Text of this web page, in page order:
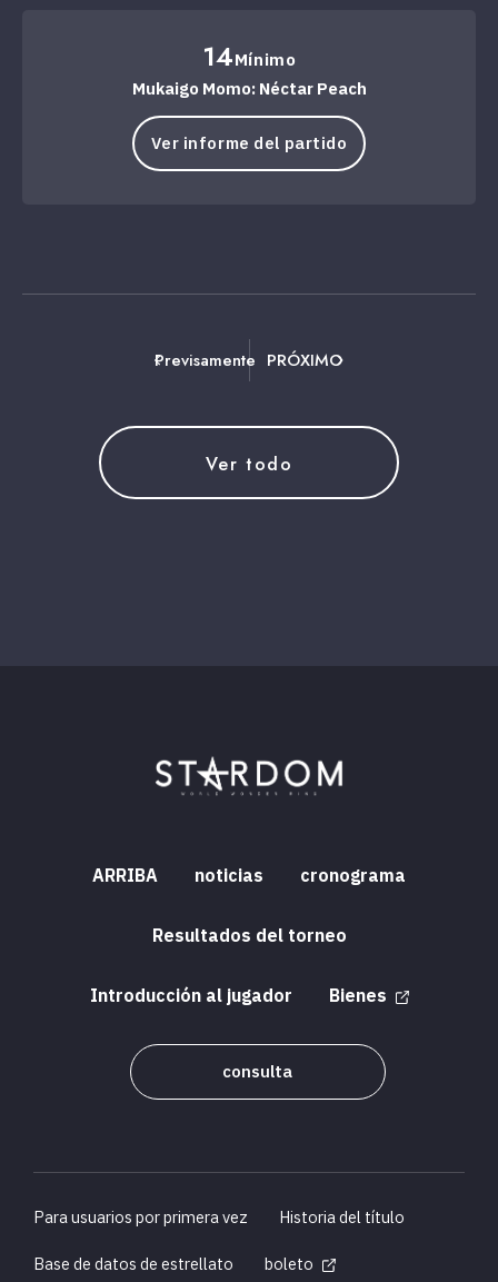
14Mínimo
Mukaigo Momo: Néctar Peach
Ver informe del partido
Previsamente PRÓXIMO
Ver todo
ARRIBA noticias cronograma
Resultados del torneo
Introducción al jugador Bienes
consulta
Para usuarios por primera vez
Historia del título
Base de datos de estrellato
boleto